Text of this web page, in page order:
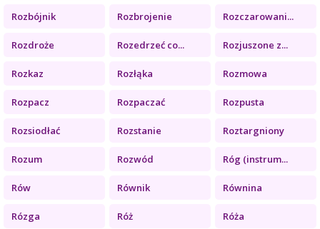
Rozbójnik Rozbrojenie Rozczarowani...
Rozdroże Rozedrzeć co... Rozjuszone z...
Rozkaz Rozłąka Rozmowa
Rozpacz Rozpaczać Rozpusta
Rozsiodłać Rozstanie Roztargniony
Rozum Rozwód Róg (instrum...
Rów Równik Równina
Rózga Róż Róża